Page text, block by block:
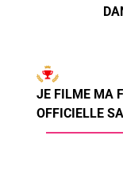
JE FILME MA
OFFICIELLE